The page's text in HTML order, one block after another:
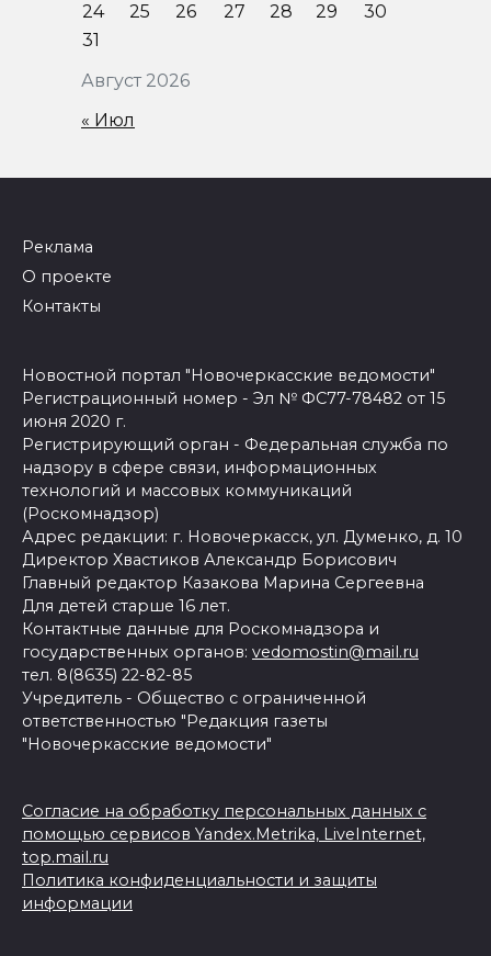
Август 2026
24
25 26 27 28 29
30
31
« Июл
Реклама
О проекте
Контакты
Новостной портал "Новочеркасские ведомости"
Регистрационный номер - Эл № ФС77-78482 от 15
июня 2020 г.
Регистрирующий орган - Федеральная служба по
надзору в сфере связи, информационных
технологий и массовых коммуникаций
(Роскомнадзор)
Адрес редакции: г. Новочеркасск, ул. Думенко, д. 10
Директор Хвастиков Александр Борисович
Главный редактор Казакова Марина Сергеевна
Для детей старше 16 лет.
Контактные данные для Роскомнадзора и
государственных органов: vedomostin@mail.ru
тел. 8(8635) 22-82-85
Учредитель - Общество с ограниченной
ответственностью "Редакция газеты
"Новочеркасские ведомости"
Согласие на обработку персональных данных с
помощью сервисов Yandex.Metrika, LiveInternet,
top.mail.ru
Политика конфиденциальности и защиты
информации